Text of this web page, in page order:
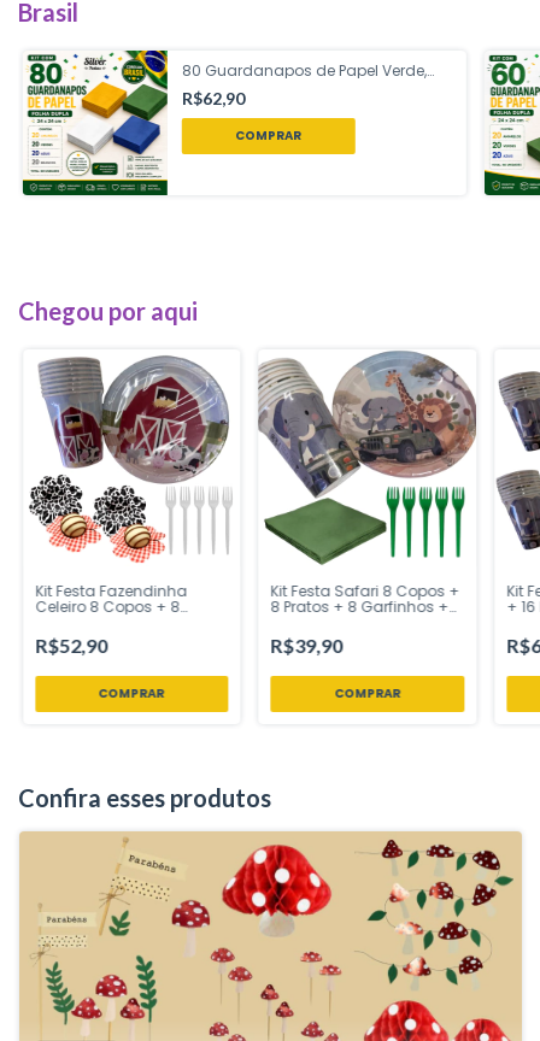
Brasil
80 Guardanapos de Papel Verde,
Amarelo, Azul e Branco Brasil Copa
do Mundo Folha Dupla 24 x 24 cm
com Silver Festas
R$62,90
Chegou por aqui
Kit Festa Fazendinha
Celeiro 8 Copos + 8
Forminhas Ponto das
Festas – Inspire Sua Festa
R$52,90
Kit Festa Safari 8 Copos +
8 Pratos + 8 Garfinhos +
das Festas
R$39,90
Kit
+
Sua
Confira esses produtos